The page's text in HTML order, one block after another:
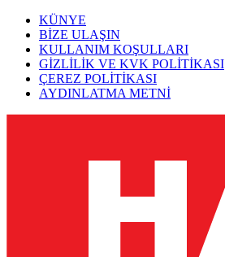
KÜNYE
BİZE ULAŞIN
KULLANIM KOŞULLARI
GİZLİLİK VE KVK POLİTİKASI
ÇEREZ POLİTİKASI
AYDINLATMA METNİ